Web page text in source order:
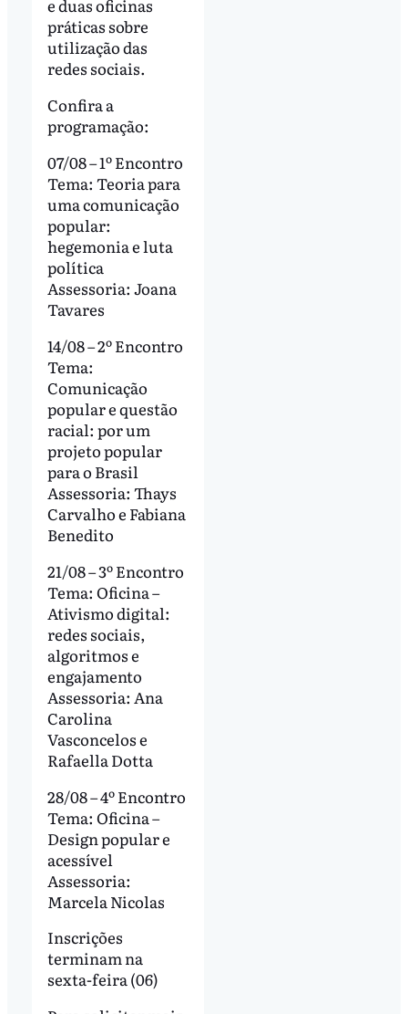
e duas oficinas
práticas sobre
utilização das
redes sociais.
Confira a
programação:
07/08 – 1º Encontro
Tema: Teoria para
uma comunicação
popular:
hegemonia e luta
política
Assessoria: Joana
Tavares
14/08 – 2º Encontro
Tema:
Comunicação
popular e questão
racial: por um
projeto popular
para o Brasil
Assessoria: Thays
Carvalho e Fabiana
Benedito
21/08 – 3º Encontro
Tema: Oficina –
Ativismo digital:
redes sociais,
algoritmos e
engajamento
Assessoria: Ana
Carolina
Vasconcelos e
Rafaella Dotta
28/08 – 4º Encontro
Tema: Oficina –
Design popular e
acessível
Assessoria:
Marcela Nicolas
Inscrições
terminam na
sexta-feira (06)